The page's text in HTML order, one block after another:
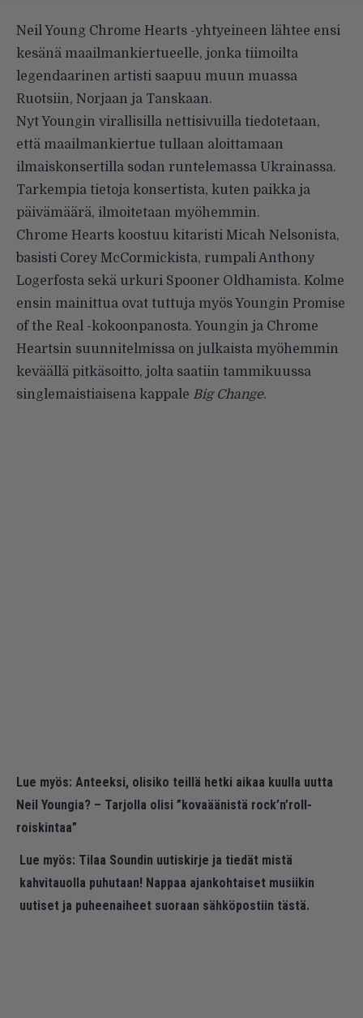
Neil Young Chrome Hearts -yhtyeineen lähtee ensi
kesänä maailmankiertueelle, jonka tiimoilta
legendaarinen artisti saapuu muun muassa
Ruotsiin, Norjaan ja Tanskaan.
Nyt Youngin virallisilla nettisivuilla tiedotetaan,
että maailmankiertue tullaan aloittamaan
ilmaiskonsertilla sodan runtelemassa Ukrainassa.
Tarkempia tietoja konsertista, kuten paikka ja
päivämäärä, ilmoitetaan myöhemmin.
Chrome Hearts koostuu kitaristi Micah Nelsonista,
basisti Corey McCormickista, rumpali Anthony
Logerfosta sekä urkuri Spooner Oldhamista. Kolme
ensin mainittua ovat tuttuja myös Youngin Promise
of the Real -kokoonpanosta. Youngin ja Chrome
Heartsin suunnitelmissa on julkaista myöhemmin
keväällä pitkäsoitto, jolta saatiin tammikuussa
singlemaistiaisena kappale Big Change.
Lue myös: Anteeksi, olisiko teillä hetki aikaa kuulla uutta
Neil Youngia? – Tarjolla olisi ”kovaäänistä rock’n’roll-
roiskintaa”
Lue myös: Tilaa Soundin uutiskirje ja tiedät mistä
kahvitauolla puhutaan! Nappaa ajankohtaiset musiikin
uutiset ja puheenaiheet suoraan sähköpostiin tästä.